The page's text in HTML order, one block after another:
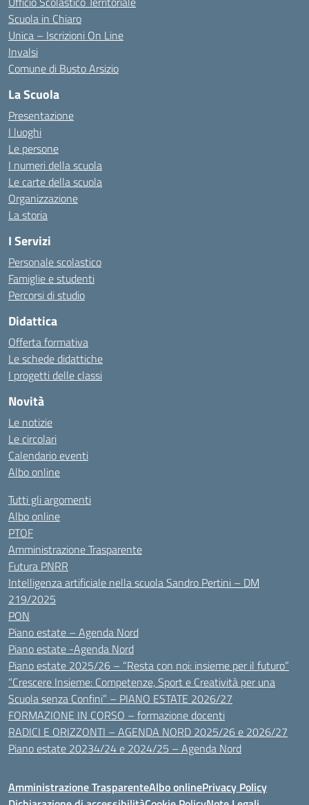
Scuola in Chiaro
Unica – Iscrizioni On Line
Invalsi
Comune di Busto Arsizio
La Scuola
Presentazione
I luoghi
Le persone
I numeri della scuola
Le carte della scuola
Organizzazione
La storia
I Servizi
Personale scolastico
Famiglie e studenti
Percorsi di studio
Didattica
Offerta formativa
Le schede didattiche
I progetti delle classi
Novità
Le notizie
Le circolari
Calendario eventi
Albo online
Tutti gli argomenti
Albo online
PTOF
Amministrazione Trasparente
Futura PNRR
Intelligenza artificiale nella scuola Sandro Pertini – DM
219/2025
PON
Piano estate – Agenda Nord
Piano estate -Agenda Nord
Piano estate 2025/26 – “Resta con noi: insieme per il futuro”
“Crescere Insieme: Competenze, Sport e Creatività per una
Scuola senza Confini” – PIANO ESTATE 2026/27
FORMAZIONE IN CORSO – formazione docenti
RADICI E ORIZZONTI – AGENDA NORD 2025/26 e 2026/27
Piano estate 20234/24 e 2024/25 – Agenda Nord
Amministrazione TrasparenteAlbo onlinePrivacy Policy